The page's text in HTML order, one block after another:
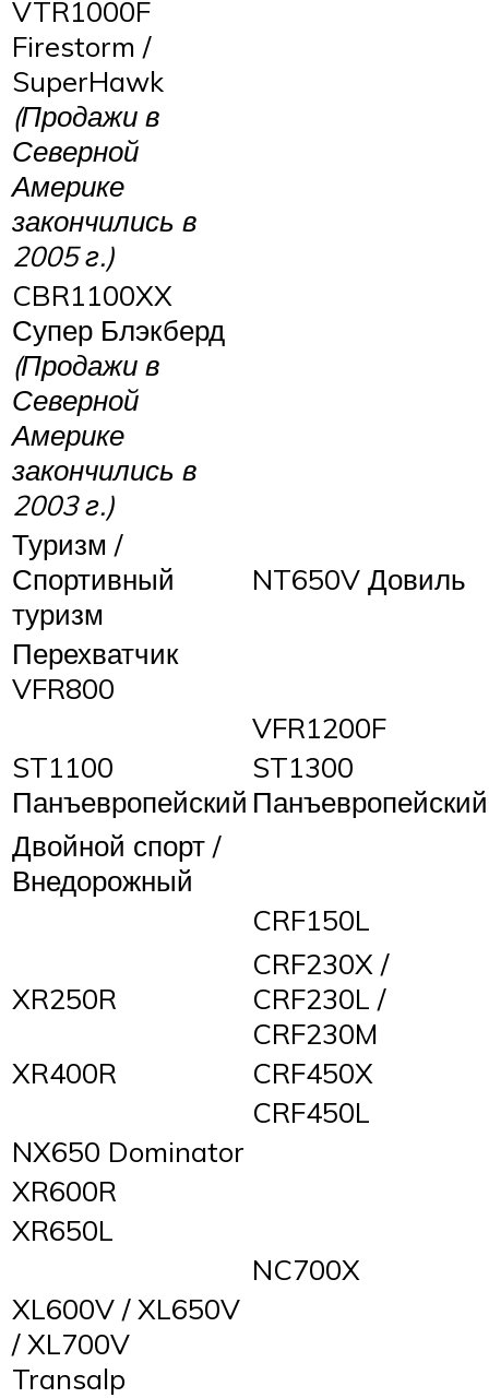
VTR1000F
Firestorm /
SuperHawk
(Продажи в
Северной
Америке
закончились в
2005 г.)
CBR1100XX
Супер Блэкберд
(Продажи в
Северной
Америке
закончились в
2003 г.)
Туризм /
Спортивный
туризм
NT650V Довиль
Перехватчик
VFR800
VFR1200F
ST1100
Панъевропейский
ST1300
Панъевропейский
Двойной спорт /
Внедорожный
CRF150L
XR250R
CRF230X /
CRF230L /
CRF230M
XR400R
CRF450X
CRF450L
NX650 Dominator
XR600R
XR650L
NC700X
XL600V / XL650V
/ XL700V
Transalp